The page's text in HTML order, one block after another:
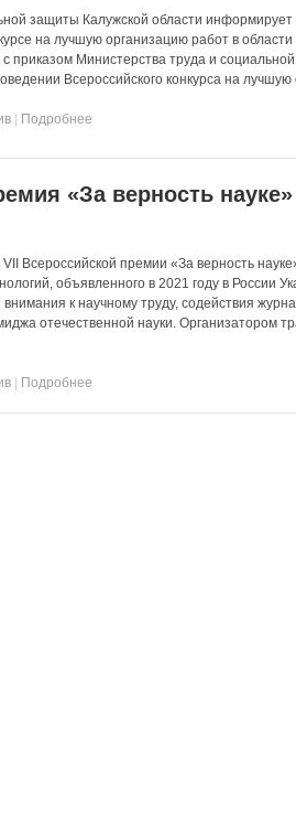
защиты Калужской области
на лучшую организацию работ в
с приказом Министерства труда и
Всероссийского конкурса на
Подробнее
«За верность
Всероссийской премии «За верность
объявленного в 2021 году в России
к научному труду, содействия
отечественной науки. Организатором
Подробнее